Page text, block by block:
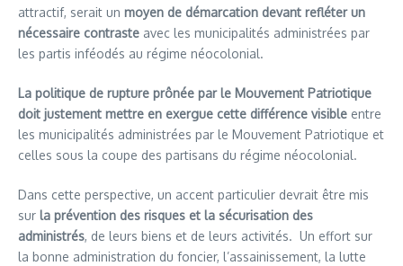
attractif, serait un moyen de démarcation devant refléter un
nécessaire contraste avec les municipalités administrées par
les partis inféodés au régime néocolonial.
La politique de rupture prônée par le Mouvement Patriotique
doit justement mettre en exergue cette différence visible entre
les municipalités administrées par le Mouvement Patriotique et
celles sous la coupe des partisans du régime néocolonial.
Dans cette perspective, un accent particulier devrait être mis
sur la prévention des risques et la sécurisation des
administrés, de leurs biens et de leurs activités. Un effort sur
la bonne administration du foncier, l’assainissement, la lutte